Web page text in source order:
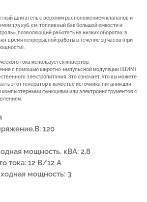
двигатель с верхним расположением клапанов и
175 куб. см, топливный бак большой емкости и
позволяющий работать на низких оборотах, в
время непрерывной работы в течение 19 часов (при
тока используется инвертор.
с помощью широтно-импульсной модуляции (ШИМ)
электропитания. Это означает, что вы можете
этот генератор в качестве источника питания для
функциями или электроинструментов с
120
мощность, кВА: 2,8
тока: 12 В/12 А
мощность: 3
Вакансии
7(8512)20-10-17
Адрес: